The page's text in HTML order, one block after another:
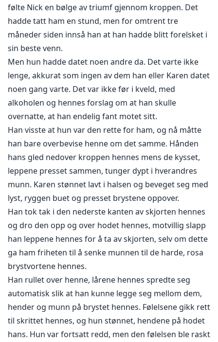
følte Nick en bølge av triumf gjennom kroppen. Det
hadde tatt ham en stund, men for omtrent tre
måneder siden innså han at han hadde blitt forelsket i
sin beste venn.
Men hun hadde datet noen andre da. Det varte ikke
lenge, akkurat som ingen av dem han eller Karen datet
noen gang varte. Det var ikke før i kveld, med
alkoholen og hennes forslag om at han skulle
overnatte, at han endelig fant motet sitt.
Han visste at hun var den rette for ham, og nå måtte
han bare overbevise henne om det samme. Hånden
hans gled nedover kroppen hennes mens de kysset,
leppene presset sammen, tunger dypt i hverandres
munn. Karen stønnet lavt i halsen og beveget seg med
lyst, ryggen buet og presset brystene oppover.
Han tok tak i den nederste kanten av skjorten hennes
og dro den opp og over hodet hennes, motvillig slapp
han leppene hennes for å ta av skjorten, selv om dette
ga ham friheten til å senke munnen til de harde, rosa
brystvortene hennes.
Han rullet over henne, lårene hennes spredte seg
automatisk slik at han kunne legge seg mellom dem,
hender og munn på brystet hennes. Følelsene gikk rett
til skrittet hennes, og hun stønnet, hendene på hodet
hans. Hun var fortsatt redd, men den følelsen ble raskt